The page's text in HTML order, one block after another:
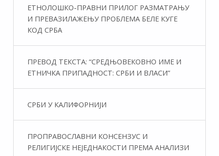
ЕТНОЛОШКО-ПРАВНИ ПРИЛОГ РАЗМАТРАЊУ
И ПРЕВАЗИЛАЖЕЊУ ПРОБЛЕМА БЕЛЕ КУГЕ
КОД СРБА
ПРЕВОД ТЕКСТА: “СРЕДЊОВЕКОВНО ИМЕ И
ЕТНИЧКА ПРИПАДНОСТ: СРБИ И ВЛАСИ”
СРБИ У КАЛИФОРНИЈИ
ПРОПРАВОСЛАВНИ КОНСЕНЗУС И
РЕЛИГИЈСКЕ НЕЈЕДНАКОСТИ ПРЕМА АНАЛИЗИ